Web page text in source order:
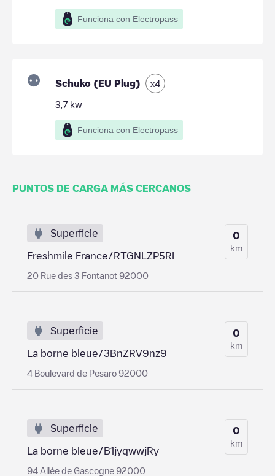
Funciona con Electropass
Schuko (EU Plug) x4
3,7 kw
Funciona con Electropass
PUNTOS DE CARGA MÁS CERCANOS
Superficie
Freshmile France/RTGNLZP5RI
20 Rue des 3 Fontanot 92000
0
km
Superficie
La borne bleue/3BnZRV9nz9
4 Boulevard de Pesaro 92000
0
km
Superficie
La borne bleue/B1jyqwwjRy
94 Allée de Gascogne 92000
0
km